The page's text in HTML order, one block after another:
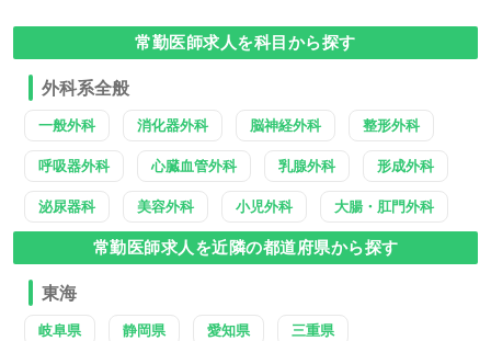
常勤医師求人を科目から探す
外科系全般
一般外科 消化器外科 脳神経外科 整形外科
呼吸器外科 心臓血管外科 乳腺外科 形成外科
泌尿器科 美容外科 小児外科 大腸・肛門外科
常勤医師求人を近隣の都道府県から探す
東海
岐阜県 静岡県 愛知県 三重県